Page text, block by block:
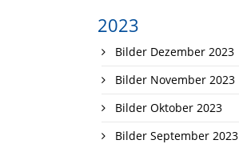
2023
Bilder Dezember 2023
Bilder November 2023
Bilder Oktober 2023
Bilder September 2023